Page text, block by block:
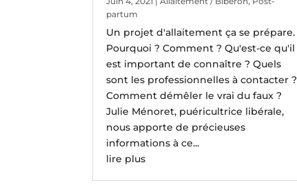
partum
Un projet d'allaitement ça se prépare.
Pourquoi ? Comment ? Qu'est-ce qu'il
est important de connaître ? Quels
sont les professionnelles à contacter ?
Comment démêler le vrai du faux ?
Julie Ménoret, puéricultrice libérale,
nous apporte de précieuses
informations à ce...
lire plus